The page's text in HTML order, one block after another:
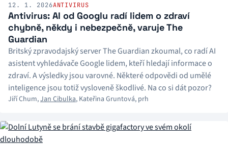
12. 1. 2026ANTIVIRUS
Antivirus: AI od Googlu radí lidem o zdraví
chybně, někdy i nebezpečně, varuje The
Guardian
Britský zpravodajský server The Guardian zkoumal, co radí AI
asistent vyhledávače Google lidem, kteří hledají informace o
zdraví. A výsledky jsou varovné. Některé odpovědi od umělé
inteligence jsou totiž vysloveně škodlivé. Na co si dát pozor?
Jiří Chum,Jan Cibulka, Kateřina Gruntová, prh